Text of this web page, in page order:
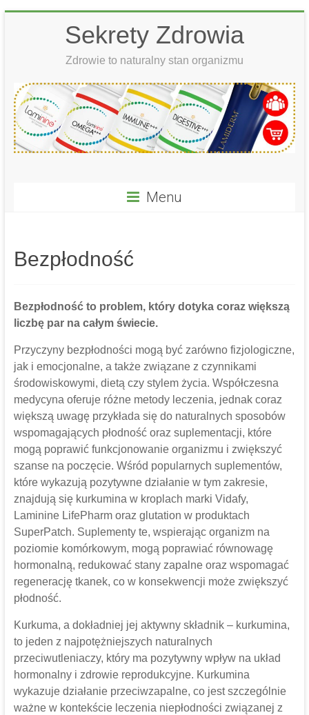
Sekrety Zdrowia
Zdrowie to naturalny stan organizmu
Menu
Bezpłodność
Bezpłodnośćto problem, który dotyka coraz większą
liczbę par na całym świecie.
Przyczyny bezpłodności mogą być zarówno fizjologiczne,
jak i emocjonalne, a także związane z czynnikami
środowiskowymi, dietą czy stylem życia. Współczesna
medycyna oferuje różne metody leczenia, jednak coraz
większą uwagę przykłada się do naturalnych sposobów
wspomagających płodność oraz suplementacji, które
mogą poprawić funkcjonowanie organizmu i zwiększyć
szanse na poczęcie. Wśród popularnych suplementów,
które wykazują pozytywne działanie w tym zakresie,
znajdują się kurkumina w kroplach marki Vidafy,
Laminine LifePharm oraz glutation w produktach
SuperPatch. Suplementy te, wspierając organizm na
poziomie komórkowym, mogą poprawiać równowagę
hormonalną, redukować stany zapalne oraz wspomagać
regenerację tkanek, co w konsekwencji może zwiększyć
płodność.
Kurkuma, a dokładniej jej aktywny składnik – kurkumina,
to jeden z najpotężniejszych naturalnych
przeciwutleniaczy, który ma pozytywny wpływ na układ
hormonalny i zdrowie reprodukcyjne. Kurkumina
wykazuje działanie przeciwzapalne, co jest szczególnie
ważne w kontekście leczenia niepłodności związanej z